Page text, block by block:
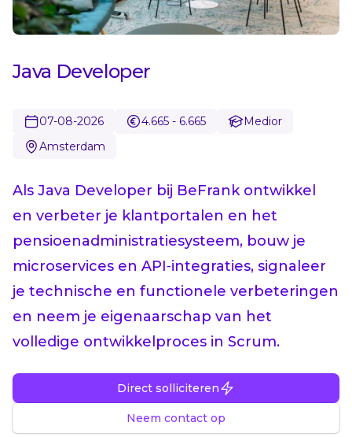
Java Developer
07-08-2026 4.665 - 6.665
Medior
Amsterdam
Als Java Developer bij BeFrank ontwikkel
en verbeter je klantportalen en het
pensioenadministratiesysteem, bouw je
microservices en API‑integraties, signaleer
je technische en functionele verbeteringen
en neem je eigenaarschap van het
volledige ontwikkelproces in Scrum.
Direct solliciteren
Neem contact op